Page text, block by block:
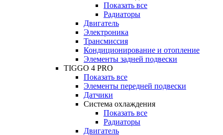
Показать все
Радиаторы
Двигатель
Электроника
Трансмиссия
Кондиционирование и отопление
Элементы задней подвески
TIGGO 4 PRO
Показать все
Элементы передней подвески
Датчики
Система охлаждения
Показать все
Радиаторы
Двигатель